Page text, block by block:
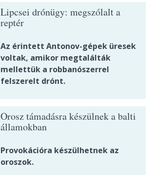
Lipcsei drónügy: megszólalt a
reptér
Az érintett Antonov-gépek üresek
voltak, amikor megtalálták
mellettük a robbanószerrel
felszerelt drónt.
Orosz támadásra készülnek a balti
államokban
Provokációra készülhetnek az
oroszok.